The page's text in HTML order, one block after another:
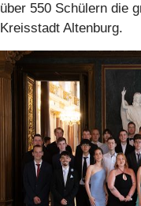
über 550 Schülern die
Kreisstadt Altenburg.